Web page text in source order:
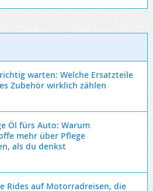
warten: Welche Ersatzteile
Zubehör wirklich zählen
Öl fürs Auto: Warum
mehr über Pflege
als du denkst
Rides auf Motorradreisen, die